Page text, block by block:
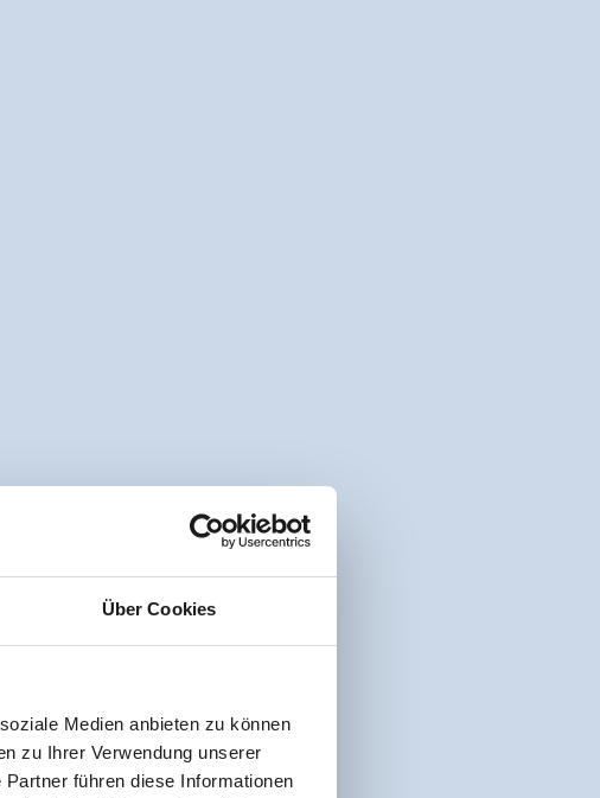
Über Cookies
Medien anbieten zu können
zu Ihrer Verwendung unserer
führen diese Informationen